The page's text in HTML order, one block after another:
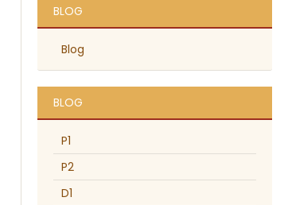
BLOG
Blog
BLOG
P1
P2
D1